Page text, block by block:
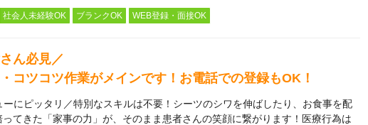
社会人未経験OK ブランクOK WEB登録・面接OK
ん必見／
コツコツ作業がメインです！お電話での登録もOK！
ーにピッタリ／特別なスキルは不要！シーツのシワを伸ばしたり、お食事を配
ってきた「家事の力」が、そのまま患者さんの笑顔に繋がります！医療行為は